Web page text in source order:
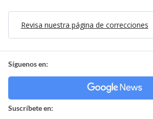
Revisa nuestra página de correcciones
Síguenos en:
Suscríbete en: